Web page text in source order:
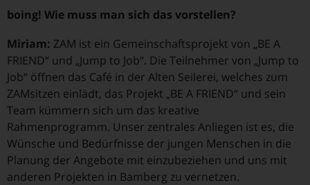
boing! Wie muss man sich das vorstellen?
Miriam: ZAM ist ein Gemeinschaftsprojekt von „BE A
FRIEND“ und „Jump to Job“. Die Teilnehmer von „Jump to
Job“ öffnen das Café in der Alten Seilerei, welches zum
ZAMsitzen einlädt, das Projekt „BE A FRIEND“ und sein
Team kümmern sich um das kreative
Rahmenprogramm. Unser zentrales Anliegen ist es, die
Wünsche und Bedürfnisse der jungen Menschen in die
Planung der Angebote mit einzubeziehen und uns mit
anderen Projekten in Bamberg zu vernetzen.